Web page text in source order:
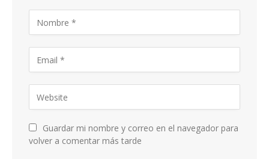
Guardar mi nombre y correo en el navegador para
volver a comentar más tarde